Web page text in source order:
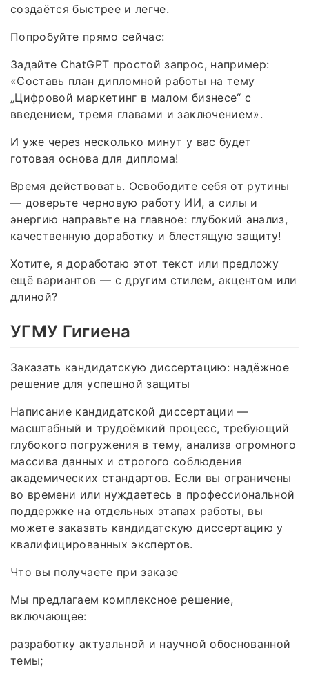
создаётся быстрее и легче.
Попробуйте прямо сейчас:
Задайте ChatGPT простой запрос, например:
«Составь план дипломной работы на тему
„Цифровой маркетинг в малом бизнесе“ с
введением, тремя главами и заключением».
И уже через несколько минут у вас будет
готовая основа для диплома!
Время действовать. Освободите себя от рутины
— доверьте черновую работу ИИ, а силы и
энергию направьте на главное: глубокий анализ,
качественную доработку и блестящую защиту!
Хотите, я доработаю этот текст или предложу
ещё вариантов — с другим стилем, акцентом или
длиной?
УГМУ Гигиена
Заказать кандидатскую диссертацию: надёжное
решение для успешной защиты
Написание кандидатской диссертации —
масштабный и трудоёмкий процесс, требующий
глубокого погружения в тему, анализа огромного
массива данных и строгого соблюдения
академических стандартов. Если вы ограничены
во времени или нуждаетесь в профессиональной
поддержке на отдельных этапах работы, вы
можете заказать кандидатскую диссертацию у
квалифицированных экспертов.
Что вы получаете при заказе
Мы предлагаем комплексное решение,
включающее:
разработку актуальной и научной обоснованной
темы;